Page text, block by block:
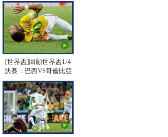
[世界盃]回顧世界盃1/4
決賽：巴西VS哥倫比亞